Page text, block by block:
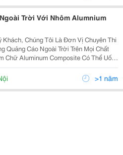
Trời Với Nhôm Alumnium
Đơn Vị Chuyên Thi
Quảng Cáo Ngoài Trời Trên Mọi Chất
Với Kích Thước Lớn Lên 2 Mét/ Ký
Biển Quảng Cáo Ngoài Trời Đ
>1 năm